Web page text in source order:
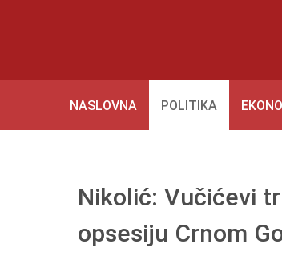
NASLOVNA POLITIKA
Nikolić: Vučićevi
opsesiju Crnom